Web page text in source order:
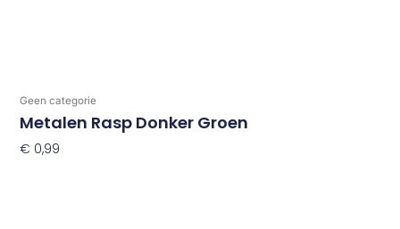
Geen categorie
Metalen Rasp Donker Groen
€ 0,99